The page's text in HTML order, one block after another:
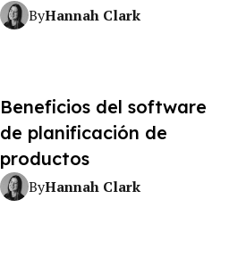
ByHannah Clark
Beneficios del software
de planificación de
productos
ByHannah Clark